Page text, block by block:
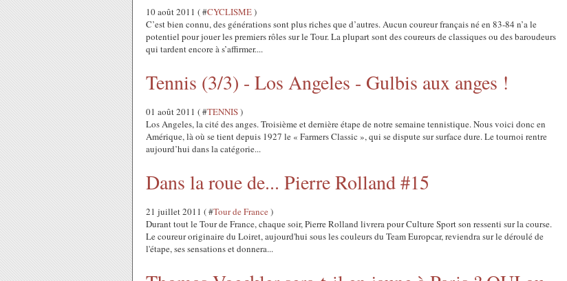
10 août 2011 ( #CYCLISME)
C’est bien connu, des générations sont plus riches que d’autres. Aucun coureur français né en 83-84 n’a le
potentiel pour jouer les premiers rôles sur le Tour. La plupart sont des coureurs de classiques ou des baroudeurs
qui tardent encore à s’affirmer....
Tennis (3/3) - Los Angeles - Gulbis aux anges !
01 août 2011 ( #TENNIS)
Los Angeles, la cité des anges. Troisième et dernière étape de notre semaine tennistique. Nous voici donc en
Amérique, là où se tient depuis 1927 le « Farmers Classic », qui se dispute sur surface dure. Le tournoi rentre
aujourd’hui dans la catégorie...
Dans la roue de... Pierre Rolland #15
21 juillet 2011 ( #Tour de France)
Durant tout le Tour de France, chaque soir, Pierre Rolland livrera pour Culture Sport son ressenti sur la course.
Le coureur originaire du Loiret, aujourd'hui sous les couleurs du Team Europcar, reviendra sur le déroulé de
l'étape, ses sensations et donnera...